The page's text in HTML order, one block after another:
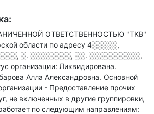
ОТВЕТСТВЕННОСТЬЮ "ТКВ"
области по адресу 4░░░░░,
░. ░░░░░░░░, ░░. ░░░░░░░░░░,
организации: Ликвидирована.
Алла Александровна. Основной
- Предоставление прочих
не включенных в другие группировки,
по следующим направлениям: